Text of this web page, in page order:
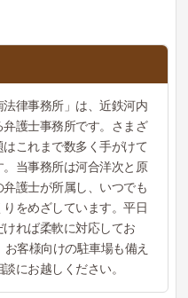
律事務所」は、近鉄河内
護士事務所です。さまざ
これまで数多く手がけて
当事務所は河合洋次と原
護士が所属し、いつでも
をめざしています。平日
れば柔軟に対応してお
客様向けの駐車場も備え
にお越しください。